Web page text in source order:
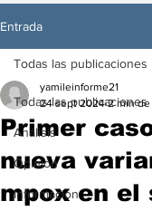
Entrada
Todas las publicaciones
Análisis
Opinión
Información
Todas las publicaciones
Primer
nueva
mpox en el
yamileinforme21
24 sept 2024 2 min